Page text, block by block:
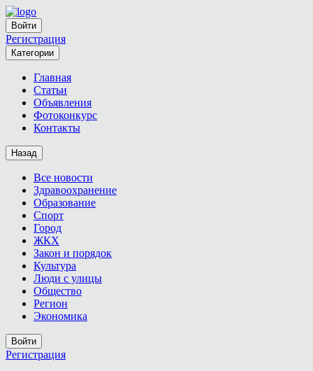
Войти
Регистрация
Категории
Главная
Статьи
Объявления
Фотоконкурс
Контакты
Назад
Все новости
Здравоохранение
Образование
Спорт
Город
ЖКХ
Закон и порядок
Культура
Люди с улицы
Общество
Регион
Экономика
Войти
Регистрация